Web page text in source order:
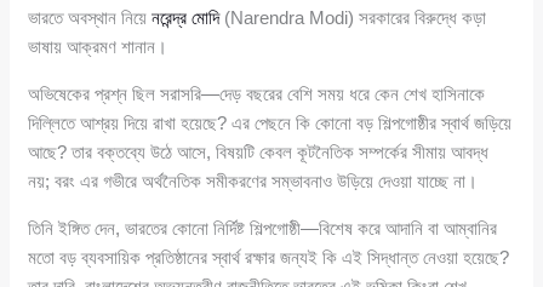
ভারতে অবস্থান নিয়েনরেন্দ্র মোদি(Narendra Modi) সরকারের বিরুদ্ধে কড়া
ভাষায় আক্রমণ শানান।
অভিষেকের প্রশ্ন ছিল সরাসরি—দেড় বছরের বেশি সময় ধরে কেন শেখ হাসিনাকে
দিল্লিতে আশ্রয় দিয়ে রাখা হয়েছে? এর পেছনে কি কোনো বড় শিল্পগোষ্ঠীর স্বার্থ জড়িয়ে
আছে? তার বক্তব্যে উঠে আসে, বিষয়টি কেবল কূটনৈতিক সম্পর্কের সীমায় আবদ্ধ
নয়; বরং এর গভীরে অর্থনৈতিক সমীকরণের সম্ভাবনাও উড়িয়ে দেওয়া যাচ্ছে না।
তিনি ইঙ্গিত দেন, ভারতের কোনো নির্দিষ্ট শিল্পগোষ্ঠী—বিশেষ করে আদানি বা আম্বানির
মতো বড় ব্যবসায়িক প্রতিষ্ঠানের স্বার্থ রক্ষার জন্যই কি এই সিদ্ধান্ত নেওয়া হয়েছে?